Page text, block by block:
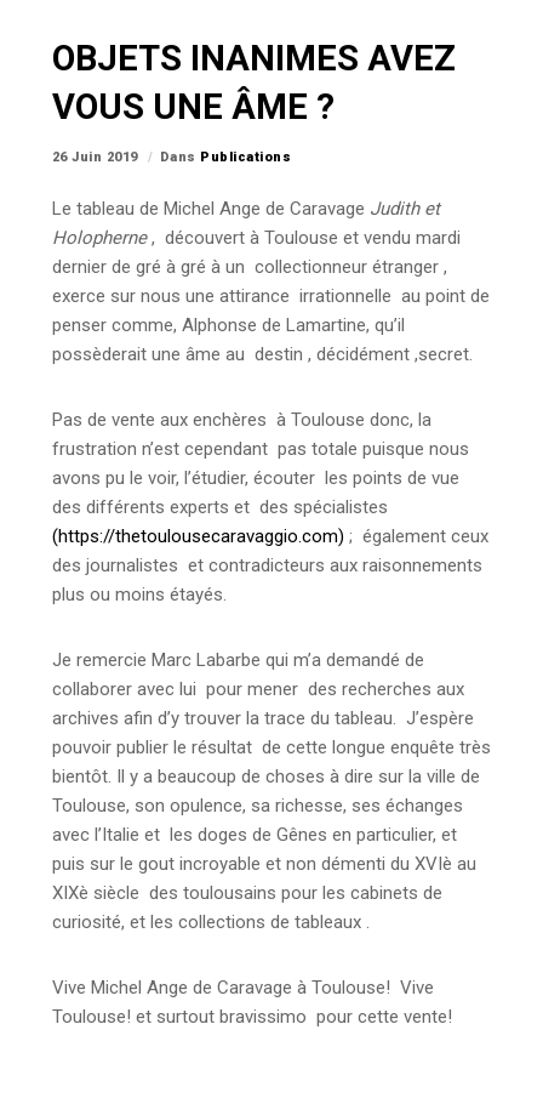
OBJETS INANIMES AVEZ
VOUS UNE ÂME ?
26 Juin 2019 Dans Publications
Le tableau de Michel Ange de Caravage Judith et
Holopherne, découvert à Toulouse et vendu mardi
dernier de gré à gré à un collectionneur étranger ,
exerce sur nous une attirance irrationnelle au point de
penser comme, Alphonse de Lamartine, qu’il
possèderait une âme au destin , décidément ,secret.
Pas de vente aux enchères à Toulouse donc, la
frustration n’est cependant pas totale puisque nous
avons pu le voir, l’étudier, écouter les points de vue
des différents experts et des spécialistes
(https://thetoulousecaravaggio.com) ; également ceux
des journalistes et contradicteurs aux raisonnements
plus ou moins étayés.
Je remercie Marc Labarbe qui m’a demandé de
collaborer avec lui pour mener des recherches aux
archives afin d’y trouver la trace du tableau. J’espère
pouvoir publier le résultat de cette longue enquête très
bientôt. Il y a beaucoup de choses à dire sur la ville de
Toulouse, son opulence, sa richesse, ses échanges
avec l’Italie et les doges de Gênes en particulier, et
puis sur le gout incroyable et non démenti du XVIè au
XIXè siècle des toulousains pour les cabinets de
curiosité, et les collections de tableaux .
Vive Michel Ange de Caravage à Toulouse! Vive
Toulouse! et surtout bravissimo pour cette vente!